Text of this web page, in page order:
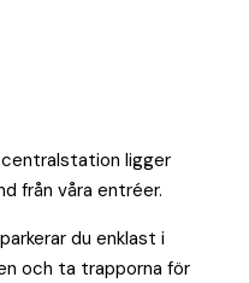
ligger
från våra entréer.
du enklast i
och ta trapporna för